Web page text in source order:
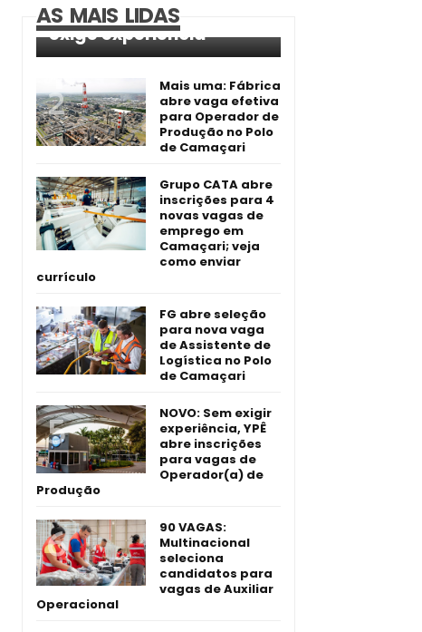
AS MAIS LIDAS
e Simões Filho; não
exige experiência
Mais uma: Fábrica
abre vaga efetiva
para Operador de
Produção no Polo
de Camaçari
Grupo CATA abre
inscrições para 4
novas vagas de
emprego em
Camaçari; veja
como enviar
currículo
FG abre seleção
para nova vaga
de Assistente de
Logística no Polo
de Camaçari
NOVO: Sem exigir
experiência, YPÊ
abre inscrições
para vagas de
Operador(a) de
Produção
90 VAGAS:
Multinacional
seleciona
candidatos para
vagas de Auxiliar
Operacional